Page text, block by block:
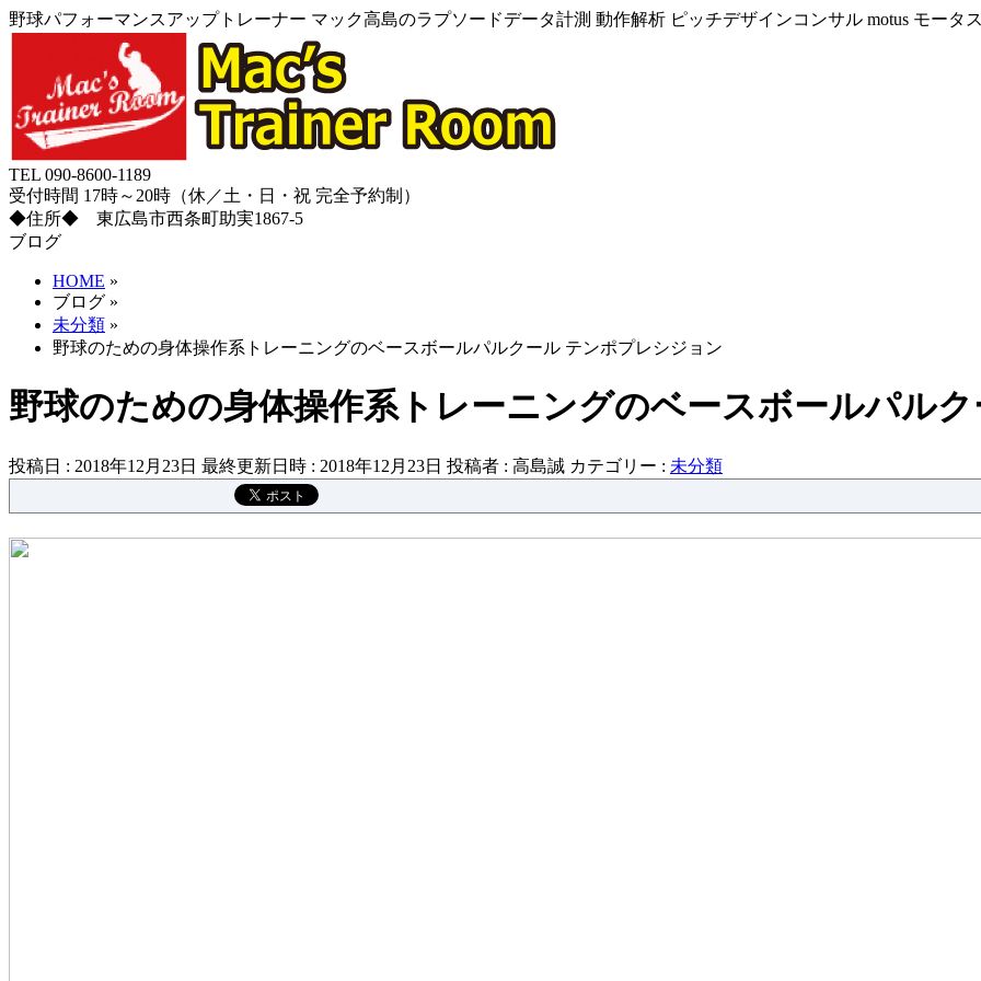
野球パフォーマンスアップトレーナー マック高島のラプソードデータ計測 動作解析 ピッチデザインコンサル motus モー
TEL 090-8600-1189
受付時間 17時～20時（休／土・日・祝 完全予約制）
◆住所◆ 東広島市西条町助実1867-5
ブログ
HOME »
ブログ »
未分類 »
野球のための身体操作系トレーニングのベースボールパルクール テンポプレシジョン
野球のための身体操作系トレーニングのベースボールパル
投稿日 : 2018年12月23日 最終更新日時 : 2018年12月23日 投稿者 : 高島誠 カテゴリー : 未分類